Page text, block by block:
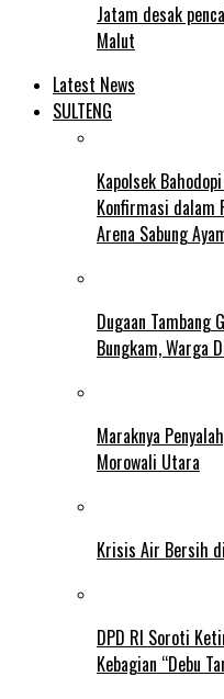
Jatam desak
Malut
Latest News
SULTENG
Kapolsek
Konfirmasi dalam
Arena Sabung
Dugaan Tambang
Bungkam, Warga
Maraknya
Morowali Utara
Krisis Air Bersih
DPD RI Soroti
Kebagian “Debu